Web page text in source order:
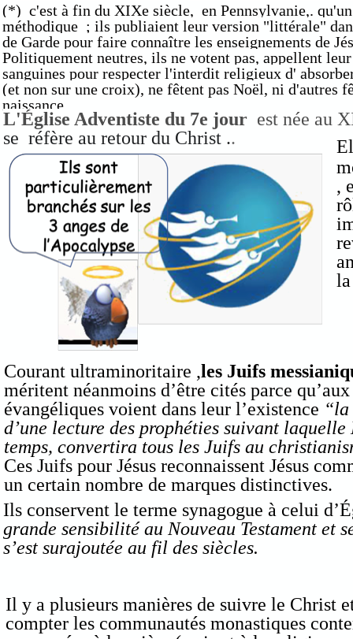
(*) c'est à fin du XIXe siècle, en Pennsylvanie,.
méthodique ; ils publiaient leur version "littérale"
de Garde pour faire connaître les enseignements de
Politiquement neutres, ils ne votent pas, appellent
sanguines pour respecter l'interdit religieux d'
(et non sur une croix), ne fêtent pas Noël, ni d'autres
naissance,
L'Église Adventiste du 7e jour est née au
se réfère au retour du Christ ..
Il y a plusieurs manières de suivre le Christ
compter les communautés monastiques
,
Courant ultraminoritaire ,les Juifs
méritent néanmoins d’être cités parce qu’a
évangéliques voient dans leur l’existence
d’une lecture des prophéties suivant
temps, convertira tous les Juifs au
Ces Juifs pour Jésus reconnaissent Jésus
un certain nombre de marques distinctives.
Ils conservent le terme synagogue à celui
grande sensibilité au Nouveau Testament et
s’est surajoutée au fil des siècles.